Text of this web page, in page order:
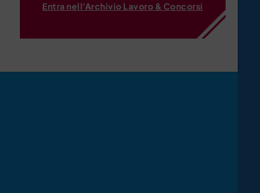
Entra nell'Archivio Lavoro & Concorsi